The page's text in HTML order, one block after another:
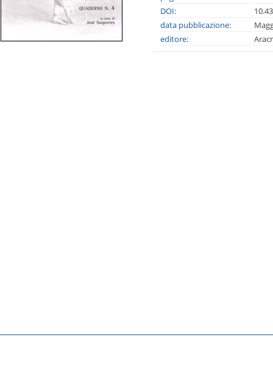
DOI:
data pubblicazione:
editore: